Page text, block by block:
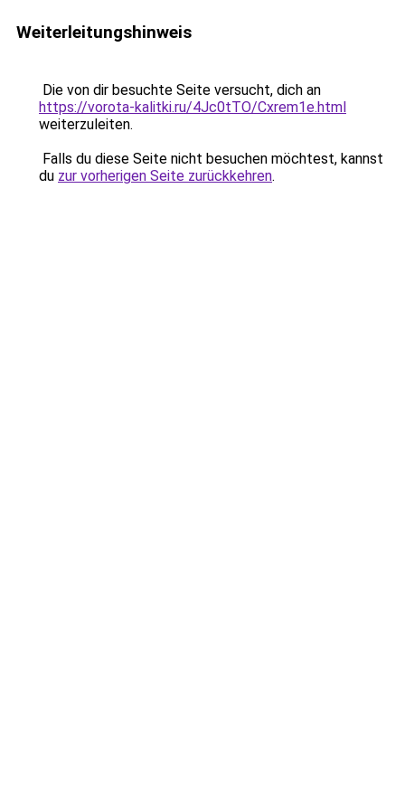
Weiterleitungshinweis
Die von dir besuchte Seite versucht, dich an
https://vorota-kalitki.ru/4Jc0tTO/Cxrem1e.html
weiterzuleiten.
Falls du diese Seite nicht besuchen möchtest, kannst
du zur vorherigen Seite zurückkehren.